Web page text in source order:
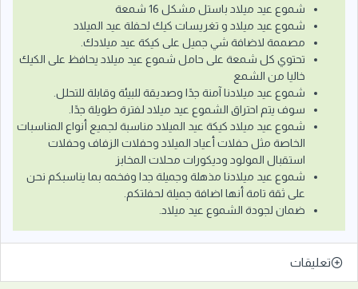
شموع عيد ميلاد باستل مشكل 16 شمعة
شموع عيد ميلاد و تغريسات كيك لحفلة عيد الميلاد
مصممة لاضافة شي جميل على كيكة عيد ميلادك.
تحتوي كل شمعة على حامل شموع عيد ميلاد يحافظ على الكيك
خاليا من الشمع
شموع عيد ميلادنا آمنة جدًا وصديقة للبيئة وقابلة للتحلل.
سوف يتم احتراق الشموع عيد ميلاد لفترة طويلة جدًا.
شموع عيد ميلاد كيكة عيد الميلاد مناسبة لجميع أنواع المناسبات
الخاصة مثل حفلات أعياد الميلاد وحفلات الزفاف وحفلات
استقبال المولود وديكورات محلات المخابز
شموع عيد ميلادنا مذهلة وجميلة جدا وفخمه بما يناسبكم نحن
على ثقة تامة أنها اضافة جميلة لحفلتكم.
ضمان لجودة الشموع عيد ميلاد.
تعليقات